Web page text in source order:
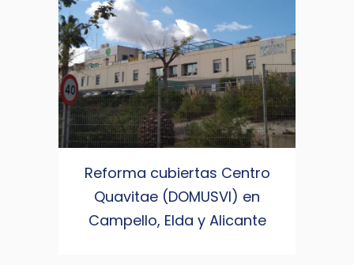
Reforma cubiertas Centro
Quavitae (DOMUSVI) en
Campello, Elda y Alicante